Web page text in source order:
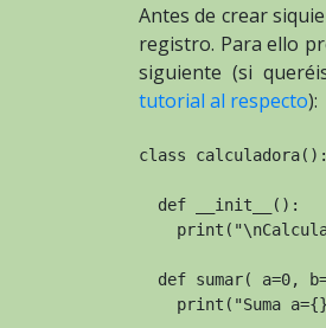
Antes de crear
registro. Para ello
siguiente (si
tutorial al respecto):
class calculadora():
  def __init__():
def sumar( a=0,
print("Suma